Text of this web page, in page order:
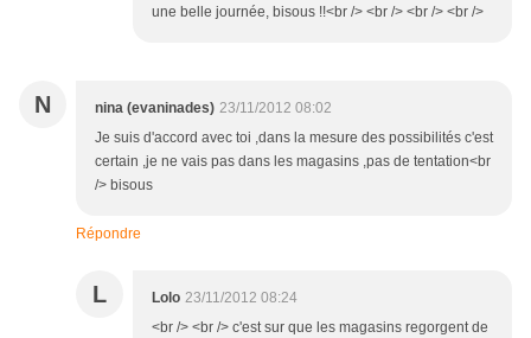
une belle journée, bisous !!<br /> <br /> <br /> <br />
N nina (evaninades) 23/11/2012 08:02
Je suis d'accord avec toi ,dans la mesure des possibilités c'est
certain ,je ne vais pas dans les magasins ,pas de tentation<br
/> bisous
Répondre
L Lolo 23/11/2012 08:24
<br /> <br /> c'est sur que les magasins regorgent de